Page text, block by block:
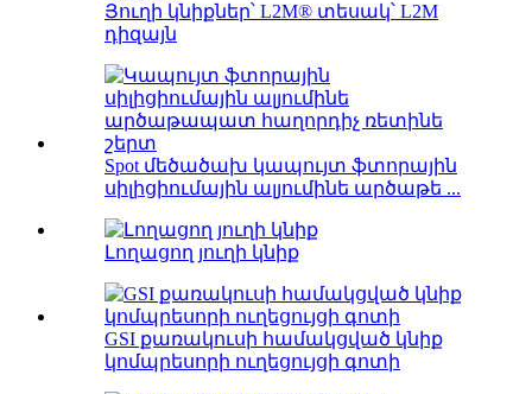
Յուղի կնիքներ՝ L2M® տեսակ՝ L2M
դիզայն
Spot մեծածախ կապույտ ֆտորային
սիլիցիումային ալյումինե արծաթե ...
Լողացող յուղի կնիք
GSI քառակուսի համակցված կնիք
կոմպրեսորի ուղեցույցի գոտի